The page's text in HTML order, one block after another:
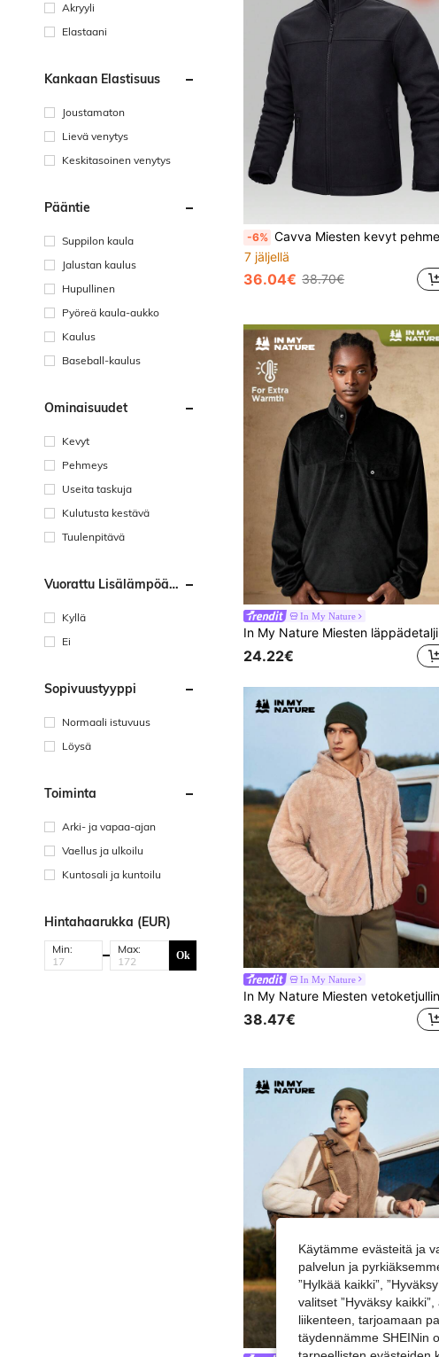
Akryyli
Elastaani
Kankaan Elastisuus
Joustamaton
Lievä venytys
Keskitasoinen venytys
Pääntie
Suppilon kaula
Jalustan kaulus
Hupullinen
Pyöreä kaula-aukko
Kaulus
Baseball-kaulus
Ominaisuudet
Kevyt
Pehmeys
Useita taskuja
Kulutusta kestävä
Tuulenpitävä
Vuorattu Lisälämpöä
Kyllä
Ei
Sopivuustyyppi
Normaali istuvuus
Löysä
Toiminta
Arki- ja vapaa-ajan
Vaellus ja ulkoilu
Kuntosali ja kuntoilu
Hintahaarukka (EUR)
Min: Max: Ok
-6% Cavva Miesten kevyt pehmeä polarfleece-takki, lämmin talvinen ulkoilutakki vetoketjulla, vaellukseen, retkeilyyn ja kalastukseen
7 jäljellä
36.04€ 38.70€
In My Nature
24.22€
In My Nature
38.47€
Käytämme evästeitä ja
palvelun ja
”Hylkää kaikki”,
valitset ”Hyväksy
liikenteen, tarjoamaan
täydennämme SHEINin